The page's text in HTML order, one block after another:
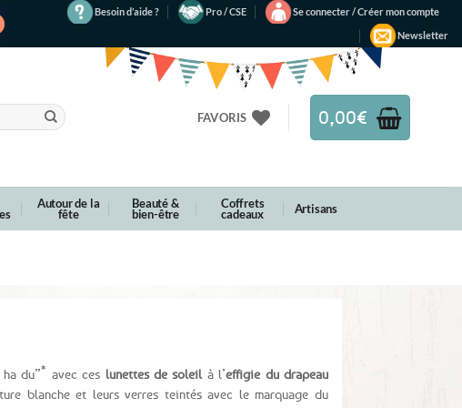
Besoin d’aide ? Pro / CSE
Se connecter / Créer mon compte
Newsletter
FAVORIS 0,00€
Autour de la
fête
Beauté &
bien-être
Coffrets
cadeaux Artisans
du”* avec ces lunettes de soleil à l’effigie du drapeau
blanche et leurs verres teintés avec le marquage du